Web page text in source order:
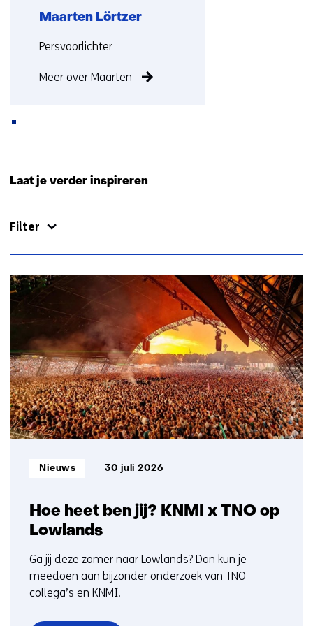
Maarten Lörtzer
Functie:
Persvoorlichter
Meer over Maarten
op)
Laat je verder inspireren
Filter
1745
resultaten,
getoond
1
t/m
5
Hoe heet ben jij? KNMI x TNO op
Lowlands
Informatietype:
Nieuws 30 juli 2026
Ga jij deze zomer naar Lowlands? Dan kun je
meedoen aan bijzonder onderzoek van TNO-
collega’s en KNMI.